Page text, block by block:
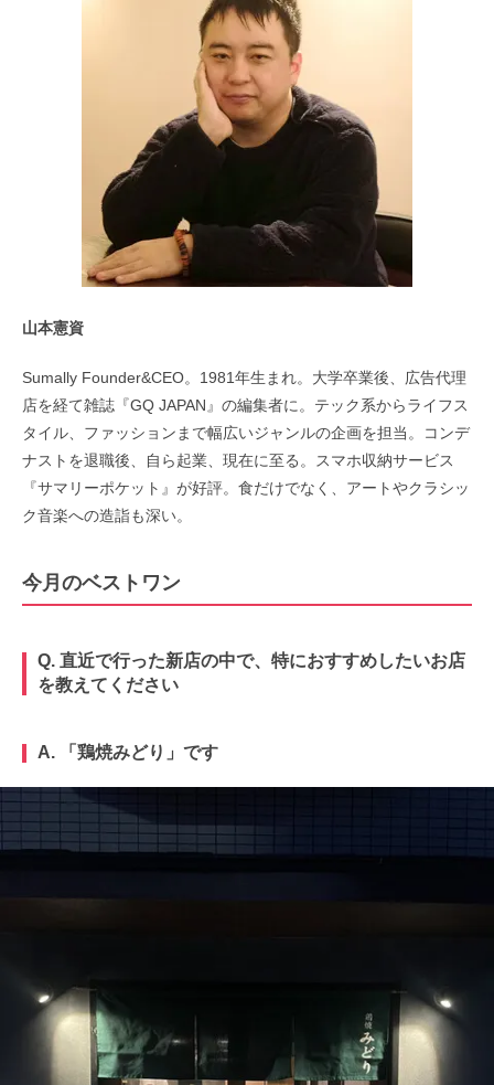
山本憲資
Sumally Founder&CEO。1981年生まれ。大学卒業後、広告代理
店を経て雑誌『GQ JAPAN』の編集者に。テック系からライフス
タイル、ファッションまで幅広いジャンルの企画を担当。コンデ
ナストを退職後、自ら起業、現在に至る。スマホ収納サービス
『サマリーポケット』が好評。食だけでなく、アートやクラシッ
ク音楽への造詣も深い。
今月のベストワン
Q. 直近で行った新店の中で、特におすすめしたいお店
を教えてください
A. 「鶏焼みどり」です